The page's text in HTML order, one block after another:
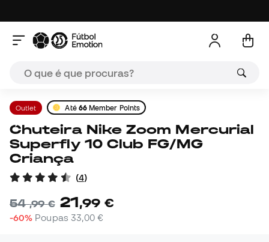
Outlet Até 66Member Points
Chuteira Nike Zoom Mercurial
Superfly 10 Club FG/MG
Criança
(4)
54,99 € 21,99 €
-60% Poupas 33,00 €